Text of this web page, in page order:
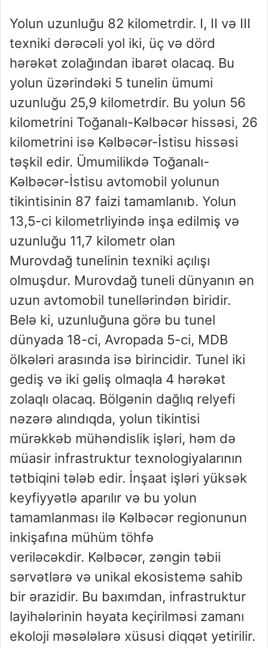
Yolun uzunluğu 82 kilometrdir. I, II və III
texniki dərəcəli yol iki, üç və dörd
hərəkət zolağından ibarət olacaq. Bu
yolun üzərindəki 5 tunelin ümumi
uzunluğu 25,9 kilometrdir. Bu yolun 56
kilometrini Toğanalı-Kəlbəcər hissəsi, 26
kilometrini isə Kəlbəcər-İstisu hissəsi
təşkil edir. Ümumilikdə Toğanalı-
Kəlbəcər-İstisu avtomobil yolunun
tikintisinin 87 faizi tamamlanıb. Yolun
13,5-ci kilometrliyində inşa edilmiş və
uzunluğu 11,7 kilometr olan
Murovdağ tunelinin texniki açılışı
olmuşdur. Murovdağ tuneli dünyanın ən
uzun avtomobil tunellərindən biridir.
Belə ki, uzunluğuna görə bu tunel
dünyada 18-ci, Avropada 5-ci, MDB
ölkələri arasında isə birincidir. Tunel iki
gediş və iki gəliş olmaqla 4 hərəkət
zolaqlı olacaq. Bölgənin dağlıq relyefi
nəzərə alındıqda, yolun tikintisi
mürəkkəb mühəndislik işləri, həm də
müasir infrastruktur texnologiyalarının
tətbiqini tələb edir. İnşaat işləri yüksək
keyfiyyətlə aparılır və bu yolun
tamamlanması ilə Kəlbəcər regionunun
inkişafına mühüm töhfə
veriləcəkdir. Kəlbəcər, zəngin təbii
sərvətlərə və unikal ekosistemə sahib
bir ərazidir. Bu baxımdan, infrastruktur
layihələrinin həyata keçirilməsi zamanı
ekoloji məsələlərə xüsusi diqqət yetirilir.